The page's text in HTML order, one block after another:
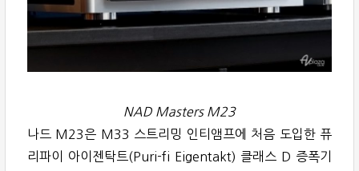
NAD Masters M23
나드 M23은 M33 스트리밍 인티앰프에 처음 도입한 퓨
리파이 아이젠탁트(Puri-fi Eigentakt) 클래스 D 증폭기